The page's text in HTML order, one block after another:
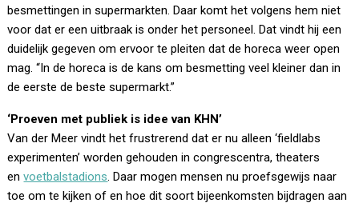
besmettingen in supermarkten. Daar komt het volgens hem niet
voor dat er een uitbraak is onder het personeel. Dat vindt hij een
duidelijk gegeven om ervoor te pleiten dat de horeca weer open
mag. “In de horeca is de kans om besmetting veel kleiner dan in
de eerste de beste supermarkt.”
‘Proeven met publiek is idee van KHN’
Van der Meer vindt het frustrerend dat er nu alleen ‘fieldlabs
experimenten’ worden gehouden in congrescentra, theaters
envoetbalstadions. Daar mogen mensen nu proefsgewijs naar
toe om te kijken of en hoe dit soort bijeenkomsten bijdragen aan